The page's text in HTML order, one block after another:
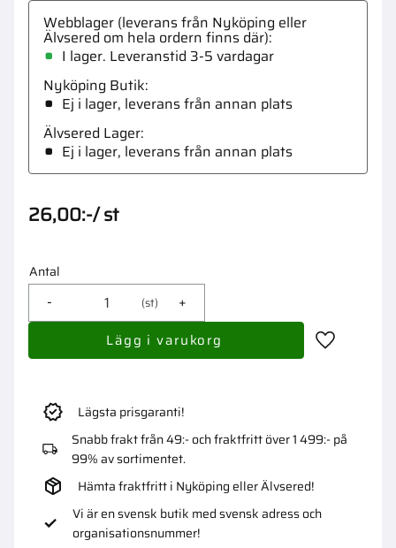
26,00:-/st
Antal
st +
-
Lägg till i
Lägsta prisgaranti!
Snabb frakt från 49:- och fraktfritt över 1 499:- på
99% av sortimentet.
Hämta fraktfritt i Nyköping eller Älvsered!
Vi är en svensk butik med svensk adress och
organisationsnummer!
Webblager (leverans från Nyköping eller
Älvsered om hela ordern finns där)
I lager. Leveranstid 3-5 vardagar
Nyköping Butik
Ej i lager, leverans från annan plats
Älvsered Lager
Ej i lager, leverans från annan plats